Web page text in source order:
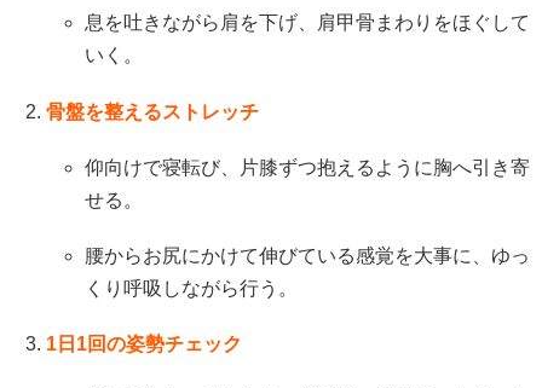
息を吐きながら肩を下げ、肩甲骨まわりをほぐして
いく。
骨盤を整えるストレッチ
仰向けで寝転び、片膝ずつ抱えるように胸へ引き寄
せる。
腰からお尻にかけて伸びている感覚を大事に、ゆっ
くり呼吸しながら行う。
1日1回の姿勢チェック